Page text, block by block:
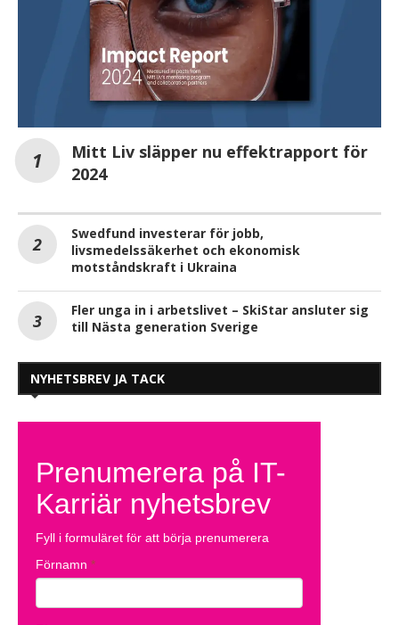
Mitt Liv släpper nu effektrapport för
2024
Swedfund investerar för jobb,
livsmedelssäkerhet och ekonomisk
motståndskraft i Ukraina
Fler unga in i arbetslivet – SkiStar ansluter sig
till Nästa generation Sverige
NYHETSBREV JA TACK